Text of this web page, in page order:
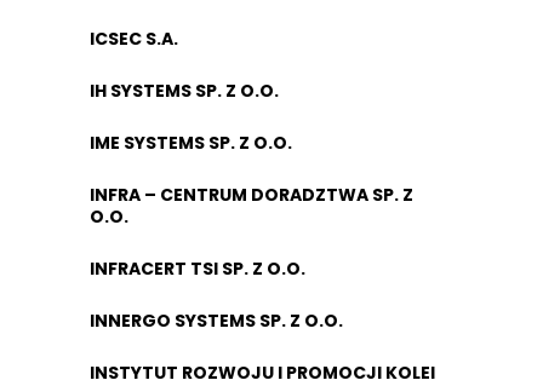
ICSEC S.A.
IH SYSTEMS SP. Z O.O.
IME SYSTEMS SP. Z O.O.
INFRA – CENTRUM DORADZTWA SP. Z
O.O.
INFRACERT TSI SP. Z O.O.
INNERGO SYSTEMS SP. Z O.O.
INSTYTUT ROZWOJU I PROMOCJI KOLEI